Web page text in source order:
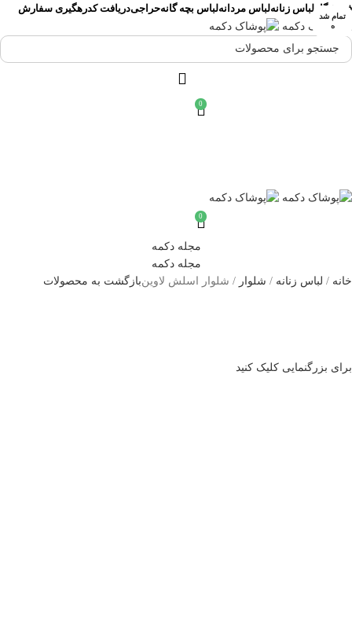
فروشگاه لباس زنانهلباس مردانهلباس بچه گانهحراجیدریافت کدرهگیری سفارش
0
0
مجله دکمه
مجله دکمه
خانه
لباس زنانه شلوار شلوار اسلش لاوینبازگشت به محصولات
تمام شد
ه
برای بزرگنمایی کلیک کنید